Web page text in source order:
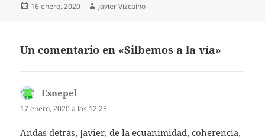
Publicado
16 enero, 2020 Autor
Javier Vizcaíno
Un comentario en «Silbemos a la vía»
Esnepel
17 enero, 2020 a las 12:23
Andas detrás, Javier, de la ecuanimidad, coherencia,